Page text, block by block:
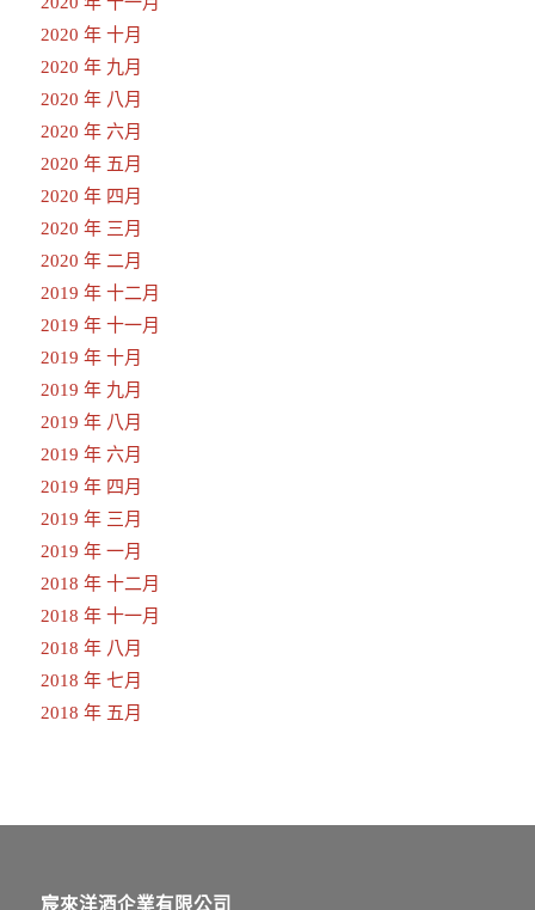
2020 年 十月
2020 年 九月
2020 年 八月
2020 年 六月
2020 年 五月
2020 年 四月
2020 年 三月
2020 年 二月
2019 年 十二月
2019 年 十一月
2019 年 十月
2019 年 九月
2019 年 八月
2019 年 六月
2019 年 四月
2019 年 三月
2019 年 一月
2018 年 十二月
2018 年 十一月
2018 年 八月
2018 年 七月
2018 年 五月
宸來洋酒企業有限公司